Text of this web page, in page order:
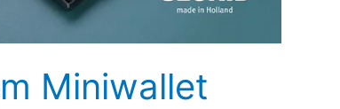
Miniwallet